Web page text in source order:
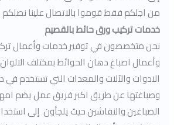
من اجلكم فقط قوموا بالاتصال علينا نصلكم
خدمات تركيب ورق حائط بالقصيم
نحن متخصصون في توفير خدمات وأعمال
وأعمال اصباغ دهان الحوائط بمختلف
الادوات والآلات والمعدات التي تستخدم
وصباغتها عن طريق اكبر فريق عمل يضم
الصباغين والنقاشين حيث يلجأون إلى